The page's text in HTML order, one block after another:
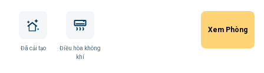
Đã cải tạo
Điều hòa không
khí
Xem Phòng